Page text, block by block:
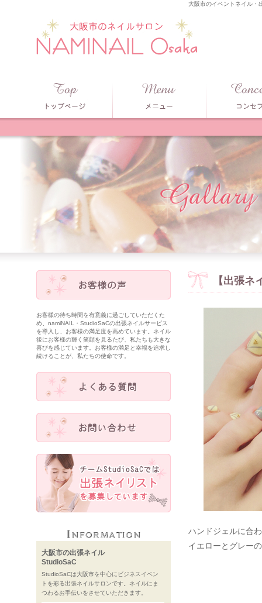
大阪市のイベントネイル・
【出張
ハンドジェルに合
イエローとグレー
お客様の待ち時間を有意義に過ごしていただくた
め、namiNAIL・StudioSaCの出張ネイルサービス
を導入し、お客様の満足度を高めています。ネイル
後にお客様の輝く笑顔を見るたび、私たちも大きな
喜びを感じています。お客様の満足と幸福を追求し
続けることが、私たちの使命です。
大阪市の出張ネイル
StudioSaC
StudioSaCは大阪市を中心にビジネスイベン
トを彩る出張ネイルサロンです。ネイルにま
つわるお手伝いをさせていただきます。